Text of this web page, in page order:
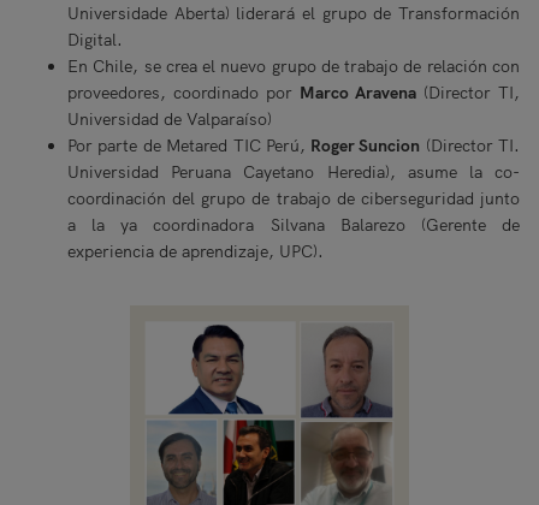
Universidade Aberta) liderará el grupo de Transformación
Digital.
En Chile, se crea el nuevo grupo de trabajo de relación con
proveedores, coordinado por Marco Aravena (Director TI,
Universidad de Valparaíso)
Por parte de Metared TIC Perú, Roger Suncion (Director TI.
Universidad Peruana Cayetano Heredia), asume la co-
coordinación del grupo de trabajo de ciberseguridad junto
a la ya coordinadora Silvana Balarezo (Gerente de
experiencia de aprendizaje, UPC).